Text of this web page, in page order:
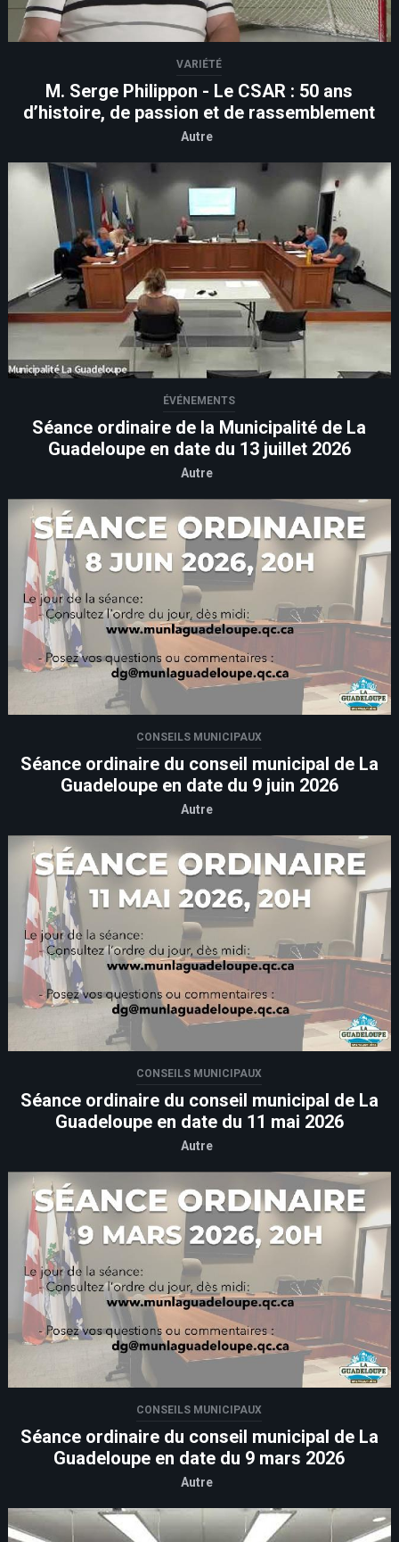
VARIÉTÉ
M. Serge Philippon - Le CSAR : 50 ans
d’histoire, de passion et de rassemblement
Autre
ÉVÉNEMENTS
Séance ordinaire de la Municipalité de La
Guadeloupe en date du 13 juillet 2026
Autre
CONSEILS MUNICIPAUX
Séance ordinaire du conseil municipal de La
Guadeloupe en date du 9 juin 2026
Autre
CONSEILS MUNICIPAUX
Séance ordinaire du conseil municipal de La
Guadeloupe en date du 11 mai 2026
Autre
CONSEILS MUNICIPAUX
Séance ordinaire du conseil municipal de La
Guadeloupe en date du 9 mars 2026
Autre